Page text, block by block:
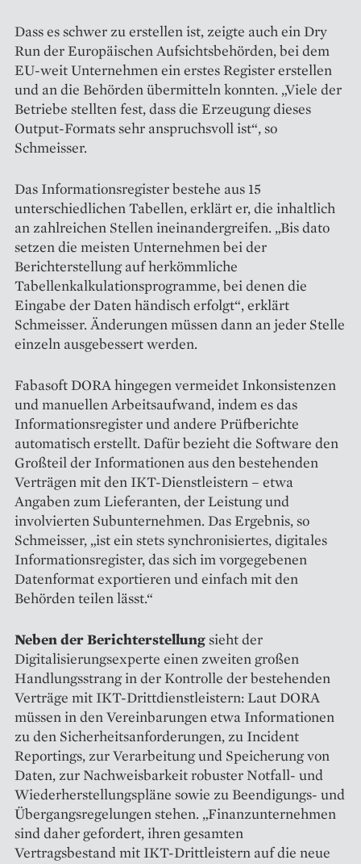
Dass es schwer zu erstellen ist, zeigte auch ein Dry
Run der Euro­päischen Aufsichtsbehörden, bei dem
EU-weit Unternehmen ein erstes Register erstellen
und an die Behörden übermitteln konnten. „Viele der
Betriebe stellten fest, dass die Erzeugung dieses
Output-Formats sehr anspruchsvoll ist“, so
Schmeisser.
Das Informationsregister ­bestehe aus 15
unterschiedlichen Tabellen, erklärt er, die inhaltlich
an zahlreichen Stellen ineinandergreifen. „Bis dato
setzen die meisten Unternehmen bei der
Berichterstellung auf herkömmliche
Tabellenkalkulationsprogramme, bei denen die
Eingabe der Daten händisch erfolgt“, erklärt
Schmeisser. Änderungen müssen dann an jeder Stelle
einzeln aus­gebessert werden.
Fabasoft DORA hingegen ­vermeidet Inkonsistenzen
und manuellen Arbeitsaufwand, indem es das
Informationsregister und andere Prüfberichte
automatisch erstellt. Dafür bezieht die Software den
Großteil der Informationen aus den bestehenden
Verträgen mit den IKT-Dienstleistern – etwa
Angaben zum Lieferanten, der Leistung und
involvierten Subunternehmen. Das Ergebnis, so
Schmeisser, „ist ein stets synchronisiertes, digitales
Informationsregister, das sich im vorgegebenen
Daten­format exportieren und einfach mit den
Behörden teilen lässt.“
Neben der Berichterstellungsieht der
Digitalisierungsexperte einen zweiten großen
Handlungsstrang in der Kontrolle der bestehenden
Verträge mit IKT-Drittdienstleistern: Laut DORA
müssen in den Vereinbarungen etwa Informationen
zu den Sicherheitsanforderungen, zu Incident
Reportings, zur Verarbeitung und Speicherung von
Daten, zur Nachweisbarkeit robuster Notfall- und
Wiederherstellungspläne sowie zu Beendigungs- und
Übergangs­regelungen stehen. „Finanzunternehmen
sind daher gefordert, ihren gesamten
Vertragsbestand mit IKT-Drittleistern auf die neue